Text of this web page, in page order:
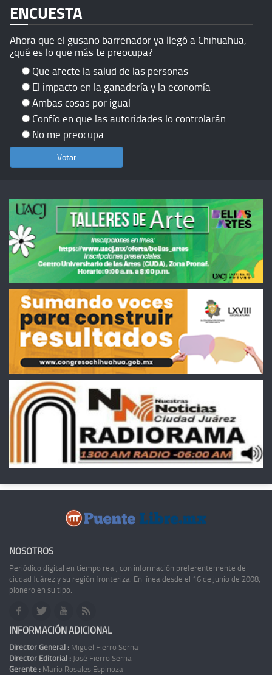
ENCUESTA
Ahora que el gusano barrenador ya llegó a Chihuahua,
¿qué es lo que más te preocupa?
Que afecte la salud de las personas
El impacto en la ganadería y la economía
Ambas cosas por igual
Confío en que las autoridades lo controlarán
No me preocupa
NOSOTROS
Periódico digital en tiempo real, con información preferentemente de
ciudad Juárez y su región fronteriza. En línea desde el 16 de junio de 2008,
pionero en su tipo.
INFORMACIÓN ADICIONAL
Director General : Miguel Fierro Serna
Director Editorial : José Fierro Serna
Gerente : Mario Rosales Espinoza